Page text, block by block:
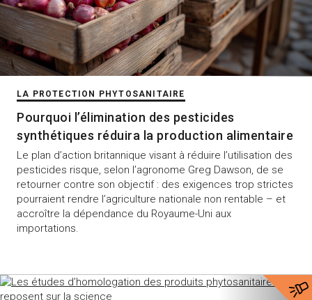
LA PROTECTION PHYTOSANITAIRE
Pourquoi l’élimination des pesticides
synthétiques réduira la production alimentaire
Le plan d’action britannique visant à réduire l’utilisation des
pesticides risque, selon l’agronome Greg Dawson, de se
retourner contre son objectif : des exigences trop strictes
pourraient rendre l’agriculture nationale non rentable – et
accroître la dépendance du Royaume-Uni aux
importations.